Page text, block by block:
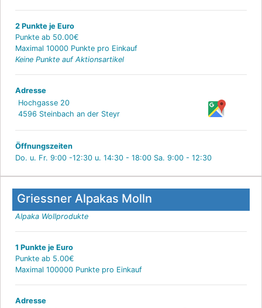
2 Punkte je Euro
Punkte ab 50.00€
Maximal 10000 Punkte pro Einkauf
Keine Punkte auf Aktionsartikel
Adresse
Hochgasse 20
4596 Steinbach an der Steyr
Öffnungszeiten
Do. u. Fr. 9:00 -12:30 u. 14:30 - 18:00 Sa. 9:00 - 12:30
Griessner Alpakas Molln
Alpaka Wollprodukte
1 Punkte je Euro
Punkte ab 5.00€
Maximal 100000 Punkte pro Einkauf
Adresse